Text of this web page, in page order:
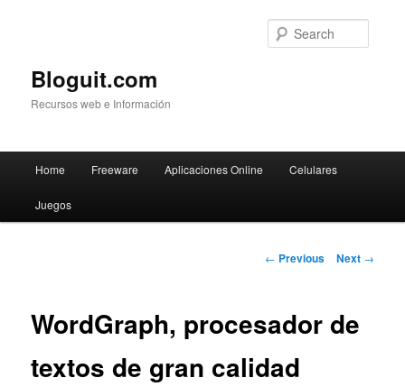
Bloguit.com
Recursos web e Información
Skip
to
Home Freeware Aplicaciones Online Celulares
Juegos
Post
← Previous Next →
WordGraph, procesador de
textos de gran calidad